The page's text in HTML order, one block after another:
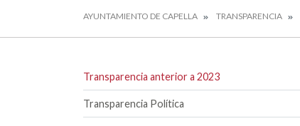
AYUNTAMIENTO DE CAPELLA TRANSPARENCIA
Transparencia anterior a 2023
Transparencia Política